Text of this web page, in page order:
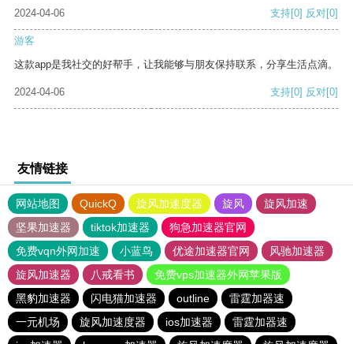
2024-04-06
支持[0] 反对[0]
游客
这款app是我社交的好帮手，让我能够与朋友保持联系，分享生活点滴。
2024-04-06 支持[0] 反对[0]
友情链接
网站地图 QuickQ 旋风加速度器 旋风
旋风加速
坚果加速器
tiktok加速器
狗急加速器官网
免费vqn外网加速
小蓝鸟 优途加速器官网
风驰加速器
旋风加速器
八戒看书
免费vps加速器外网苹果版
黑豹加速器
闪电猫加速器 outline
雷霆加器速
一元机场
旋风加速度器 ios加速器
雷霆加器速